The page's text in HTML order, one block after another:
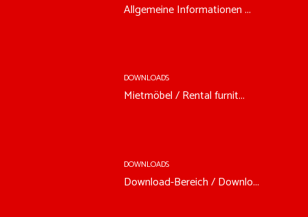
Allgemeine Informationen ...
DOWNLOADS
Mietmöbel / Rental furnit...
DOWNLOADS
Download-Bereich / Downlo...